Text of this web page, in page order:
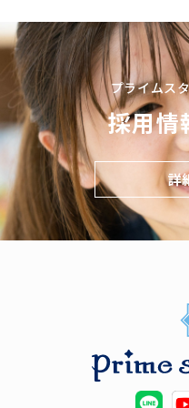
プライムス
採用情
詳